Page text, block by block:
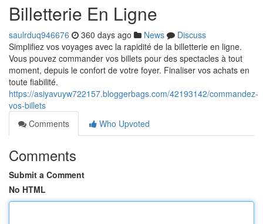
Billetterie En Ligne
saulrduq946676 360 days ago News
Discuss
Simplifiez vos voyages avec la rapidité de la billetterie en ligne.
Vous pouvez commander vos billets pour des spectacles à tout
moment, depuis le confort de votre foyer. Finaliser vos achats en
toute fiabilité.
https://asiyavuyw722157.bloggerbags.com/42193142/commandez-
vos-billets
Comments
Who Upvoted
Comments
Submit a Comment
No HTML